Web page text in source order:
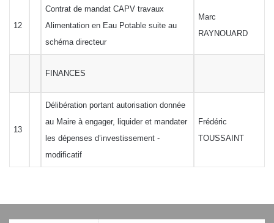
12
Contrat de mandat CAPV travaux
Alimentation en Eau Potable suite au
schéma directeur
Marc
RAYNOUARD
FINANCES
13
Délibération portant autorisation donnée
au Maire à engager, liquider et mandater
les dépenses d’investissement -
modificatif
Frédéric
TOUSSAINT